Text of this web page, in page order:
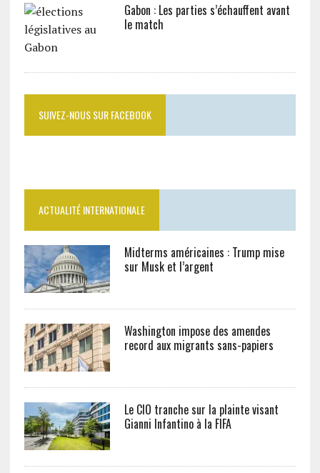
Gabon : Les parties s’échauffent avant
le match
SUIVEZ-NOUS SUR FACEBOOK
ACTUALITÉ INTERNATIONALE
Midterms américaines : Trump mise
sur Musk et l’argent
Washington impose des amendes
record aux migrants sans-papiers
Le CIO tranche sur la plainte visant
Gianni Infantino à la FIFA